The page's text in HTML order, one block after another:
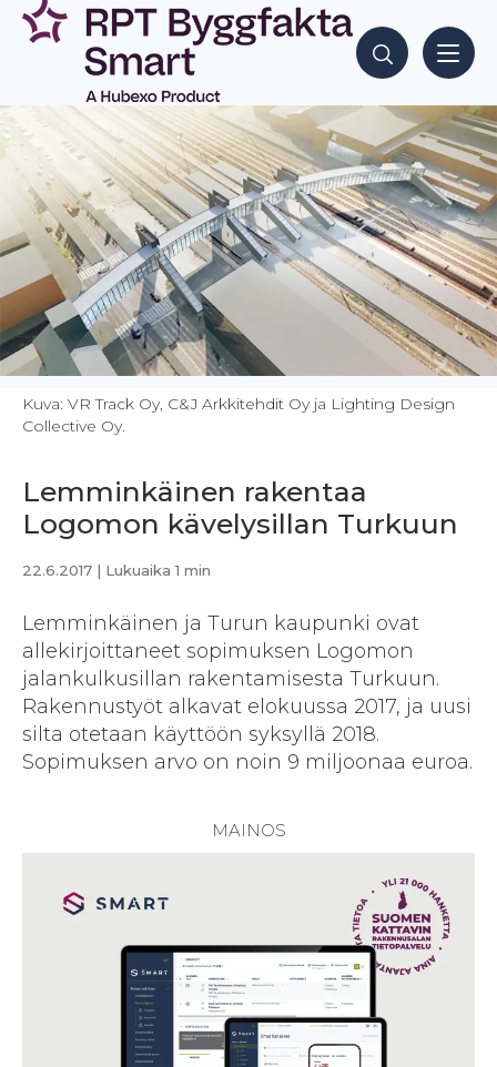
Siirry
sisältöön
Hae sisältöjä
Kuva: VR Track Oy, C&J Arkkitehdit Oy ja Lighting Design
Collective Oy.
Lemminkäinen rakentaa
Logomon kävelysillan Turkuun
22.6.2017 | Lukuaika 1 min
Lemminkäinen ja Turun kaupunki ovat
allekirjoittaneet sopimuksen Logomon
jalankulkusillan rakentamisesta Turkuun.
Rakennustyöt alkavat elokuussa 2017, ja uusi
silta otetaan käyttöön syksyllä 2018.
Sopimuksen arvo on noin 9 miljoonaa euroa.